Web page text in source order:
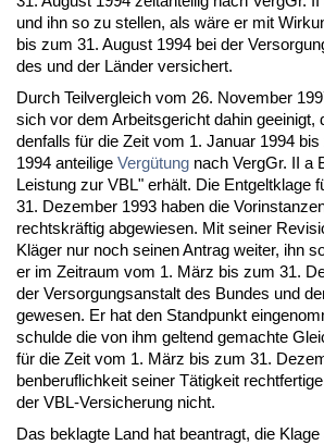
und ihn so zu stel­len, als wäre er mit
bis zum 31. Au­gust 1994 bei der
des und der Länder ver­si­chert.
Durch Teil­ver­gleich vom 26. No­vem­ber
sich vor dem Ar­beits­ge­richt da­hin
den­falls für die Zeit vom 1. Ja­nu­ar 1994
1994 an­tei­li­ge Vergütung nach VergGr. II a
Leis­tung zur VBL" erhält. Die Ent­gelt­kla­ge
31. De­zem­ber 1993 ha­ben die
rechts­kräftig ab­ge­wie­sen. Mit sei­ner
Kläger nur noch sei­nen An­trag wei­ter, ihn
er im Zeit­raum vom 1. März bis zum 31.
der Ver­sor­gungs­an­stalt des Bun­des und
ge­we­sen. Er hat den Stand­punkt
schul­de die von ihm gel­tend ge­mach­te
für die Zeit vom 1. März bis zum 31.
ben­be­ruf­lich­keit sei­ner Tätig­keit
der VBL-Ver­si­che­rung nicht.
Das be­klag­te Land hat be­an­tragt, die